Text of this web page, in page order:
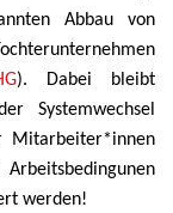
Abbau von
). Dabei bleibt
Systemwechsel
Mitarbeiter*innen
werden!